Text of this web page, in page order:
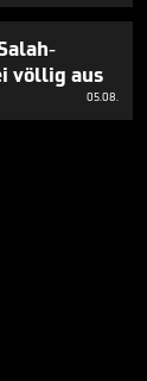
völlig aus
05.08.